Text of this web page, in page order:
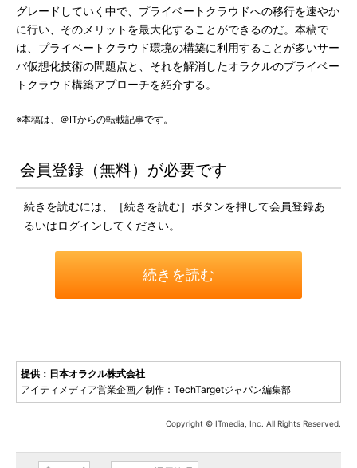
グレードしていく中で、プライベートクラウドへの移行を速やか
に行い、そのメリットを最大化することができるのだ。本稿で
は、プライベートクラウド環境の構築に利用することが多いサー
バ仮想化技術の問題点と、それを解消したオラクルのプライベー
トクラウド構築アプローチを紹介する。
※本稿は、＠ITからの転載記事です。
会員登録（無料）が必要です
続きを読むには、［続きを読む］ボタンを押して会員登録あ
るいはログインしてください。
続きを読む
提供：日本オラクル株式会社
アイティメディア営業企画／制作：TechTargetジャパン編集部
Copyright © ITmedia, Inc. All Rights Reserved.